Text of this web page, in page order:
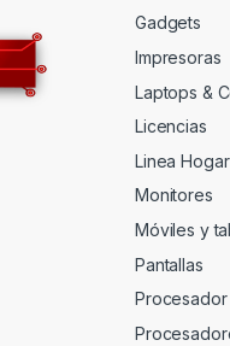
Gadgets
Impresoras
Laptops &
Licencias
Linea Hogar
Monitores
Móviles y
Pantallas
Procesador